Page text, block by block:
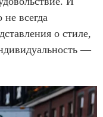
не всегда
о стиле,
—